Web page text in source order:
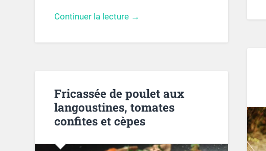
Continuer la lecture →
Fricassée de poulet aux
langoustines, tomates
confites et cèpes